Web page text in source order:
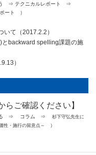
⇒ テクニカルレポート ⇒
ポート ）
いて（2017.2.2）
とbackward spelling課題の施
）
らご確認ください】
る ⇒ コラム ⇒ 杉下守弘先生に
性・施行の留意点～
）